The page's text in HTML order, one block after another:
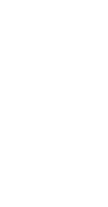
です。
ありません。
ず変更すること